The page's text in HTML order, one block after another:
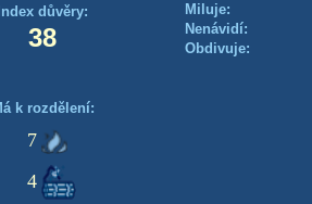
Index důvěry:
38
k rozdělení:
7
4
Miluje:
Nenávidí:
Obdivuje: